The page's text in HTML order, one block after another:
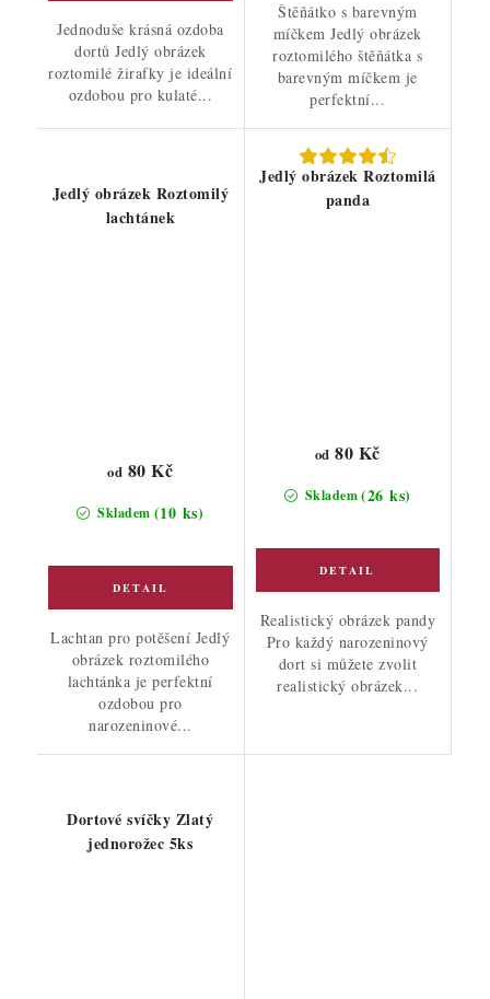
Jednoduše krásná ozdoba
dortů Jedlý obrázek
roztomilé žirafky je ideální
ozdobou pro kulaté...
Štěňátko s barevným
míčkem Jedlý obrázek
roztomilého štěňátka s
barevným míčkem je
perfektní...
Jedlý obrázek Roztomilý
lachtánek
Skladem (10 ks)
od 80 Kč
Lachtan pro potěšení Jedlý
obrázek roztomilého
lachtánka je perfektní
ozdobou pro
narozeninové...
Jedlý obrázek Roztomilá
panda
Skladem(26 ks)
od 80 Kč
Realistický obrázek pandy
Pro každý narozeninový
dort si můžete zvolit
realistický obrázek...
Dortové svíčky Zlatý
jednorožec 5ks